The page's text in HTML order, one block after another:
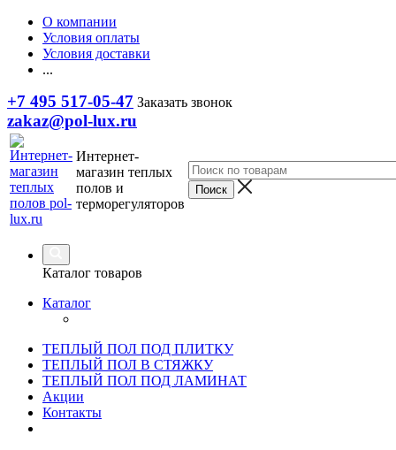
О компании
Условия оплаты
Условия доставки
...
+7 495 517-05-47 Заказать звонок
zakaz@pol-lux.ru
Интернет-
магазин теплых
полов и
терморегуляторов
Каталог товаров
Каталог
ТЕПЛЫЙ ПОЛ ПОД ПЛИТКУ
ТЕПЛЫЙ ПОЛ В СТЯЖКУ
ТЕПЛЫЙ ПОЛ ПОД ЛАМИНАТ
Акции
Контакты